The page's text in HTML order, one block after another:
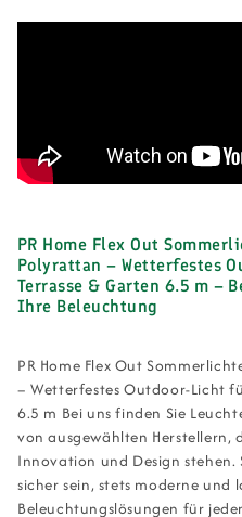
PR Home Flex Out
Polyrattan – Wetterfestes
Terrasse & Garten 6.5 m –
Ihre Beleuchtung
PR Home Flex Out
– Wetterfestes Outdoor-Licht
6.5 m Bei uns finden Sie
von ausgewählten Herstellern,
Innovation und Design stehen.
sicher sein, stets moderne und
Beleuchtungslösungen für